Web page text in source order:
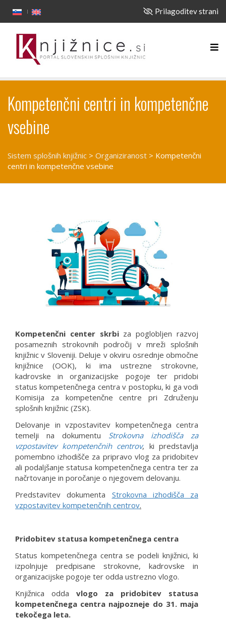
Prilagoditev strani
Kompetenčni centri in kompetenčne
vsebine
Sistem splošnih knjižnic > Organiziranost > Kompetenčni
centri in kompetenčne vsebine
Kompetenčni center skrbiza poglobljen razvoj
posameznih strokovnih področij v mreži splošnih
knjižnic v Sloveniji. Deluje v okviru osrednje območne
knjižnice (OOK), ki ima ustrezne strokovne,
kadrovske in organizacijske pogoje ter pridobi
status kompetenčnega centra v postopku, ki ga vodi
Komisija za kompetenčne centre pri Združenju
splošnih knjižnic (ZSK).
Delovanje in vzpostavitev kompetenčnega centra
temelji na dokumentu Strokovna izhodišča za
vzpostavitev kompetenčnih centrov, ki predstavlja
pomembno izhodišče za pripravo vlog za pridobitev
ali podaljšanje statusa kompetenčnega centra ter za
načrtovanje in poročanje o njegovem delovanju.
Predstavitev dokumenta Strokovna izhodišča za
vzpostavitev kompetenčnih centrov.
Pridobitev statusa kompetenčnega centra
Status kompetenčnega centra se podeli knjižnici, ki
izpolnjuje predpisane strokovne, kadrovske in
organizacijske pogoje ter odda ustrezno vlogo.
Knjižnica odda vlogo za pridobitev statusa
kompetenčnega centra najpozneje do 31. maja
tekočega leta.